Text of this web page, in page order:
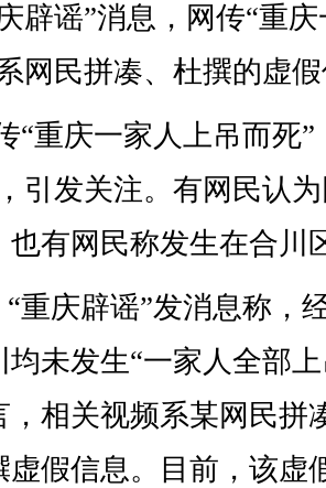
辟谣”消息，网传“重
网民拼凑、杜撰的虚
“重庆一家人上吊而死
引发关注。有网民认
也有网民称发生在合川
“重庆辟谣”发消息称，
未发生“一家人全部
，相关视频系某网民拼
虚假信息。目前，该虚